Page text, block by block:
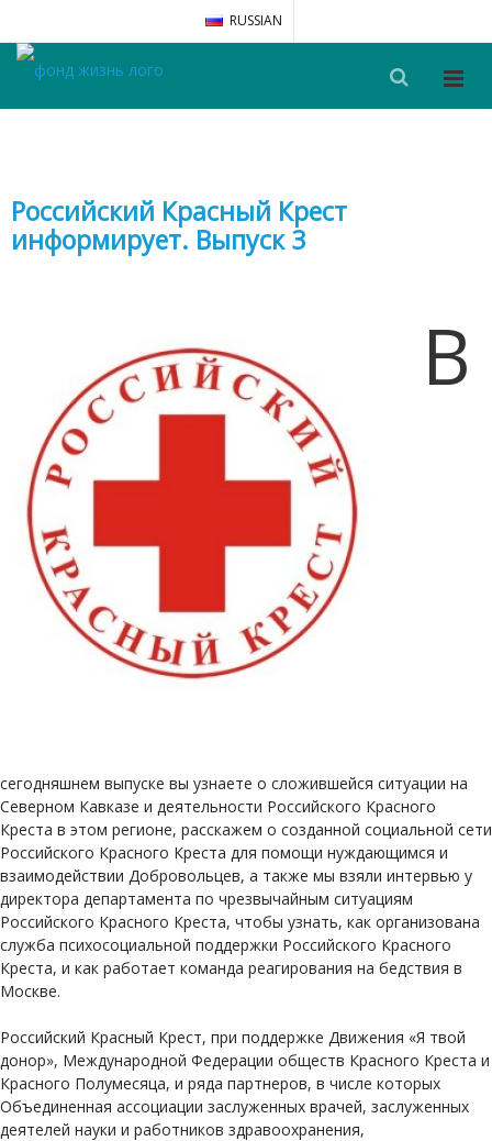
RUSSIAN
Российский Красный Крест
информирует. Выпуск 3
В
сегодняшнем выпуске вы узнаете о сложившейся ситуации на
Северном Кавказе и деятельности Российского Красного
Креста в этом регионе, расскажем о созданной социальной сети
Российского Красного Креста для помощи нуждающимся и
взаимодействии Добровольцев, а также мы взяли интервью у
директора департамента по чрезвычайным ситуациям
Российского Красного Креста, чтобы узнать, как организована
служба психосоциальной поддержки Российского Красного
Креста, и как работает команда реагирования на бедствия в
Москве.
Российский Красный Крест, при поддержке Движения «Я твой
донор», Международной Федерации обществ Красного Креста и
Красного Полумесяца, и ряда партнеров, в числе которых
Объединенная ассоциации заслуженных врачей, заслуженных
деятелей науки и работников здравоохранения,